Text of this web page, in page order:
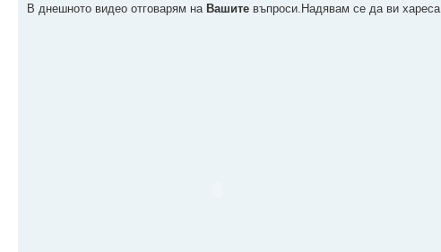
В днешното видео отговарям на Вашите въпроси.Надявам се да ви хареса.